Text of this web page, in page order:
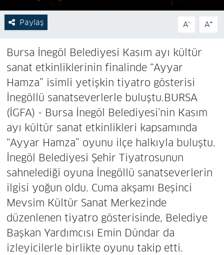
Paylaş A- A+
Bursa İnegöl Belediyesi Kasım ayı kültür
sanat etkinliklerinin finalinde “Ayyar
Hamza” isimli yetişkin tiyatro gösterisi
İnegöllü sanatseverlerle buluştu.BURSA
(İGFA) - Bursa İnegöl Belediyesi’nin Kasım
ayı kültür sanat etkinlikleri kapsamında
“Ayyar Hamza” oyunu ilçe halkıyla buluştu.
İnegöl Belediyesi Şehir Tiyatrosunun
sahnelediği oyuna İnegöllü sanatseverlerin
ilgisi yoğun oldu. Cuma akşamı Beşinci
Mevsim Kültür Sanat Merkezinde
düzenlenen tiyatro gösterisinde, Belediye
Başkan Yardımcısı Emin Dündar da
izleyicilerle birlikte oyunu takip etti.